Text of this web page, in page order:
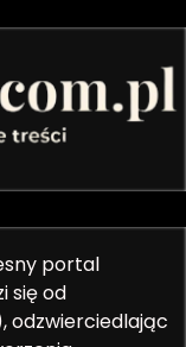
portal
się od
odzwierciedlając